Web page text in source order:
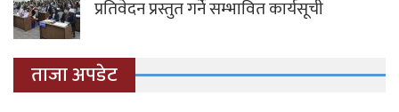
प्रतिवेदन प्रस्तुत गर्ने सम्भावित कार्यसूची
ताजा अपडेट